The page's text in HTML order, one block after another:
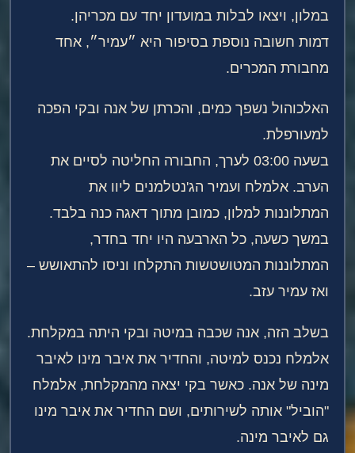
במלון, ויצאו לבלות במועדון יחד עם מכריהן.
דמות חשובה נוספת בסיפור היא ״עמיר״, אחד
מחבורת המכרים.
האלכוהול נשפך כמים, והכרתן של אנה ובקי הפכה
למעורפלת.
בשעה 03:00 לערך, החבורה החליטה לסיים את
הערב. אלמלח ועמיר הג'נטלמנים ליוו את
המתלוננות למלון, כמובן מתוך דאגה כנה בלבד.
במשך כשעה, כל הארבעה היו יחד בחדר,
המתלוננות המטושטשות התקלחו וניסו להתאושש –
ואז עמיר עזב.
בשלב הזה, אנה שכבה במיטה ובקי היתה במקלחת.
אלמלח נכנס למיטה, והחדיר את איבר מינו לאיבר
מינה של אנה. כאשר בקי יצאה מהמקלחת, אלמלח
"הוביל" אותה לשירותים, ושם החדיר את איבר מינו
גם לאיבר מינה.